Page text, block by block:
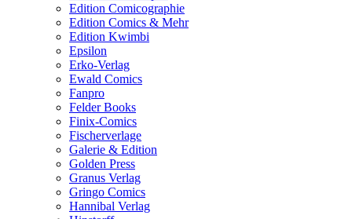
Edition Comicographie
Edition Comics & Mehr
Edition Kwimbi
Epsilon
Erko-Verlag
Ewald Comics
Fanpro
Felder Books
Finix-Comics
Fischerverlage
Galerie & Edition
Golden Press
Granus Verlag
Gringo Comics
Hannibal Verlag